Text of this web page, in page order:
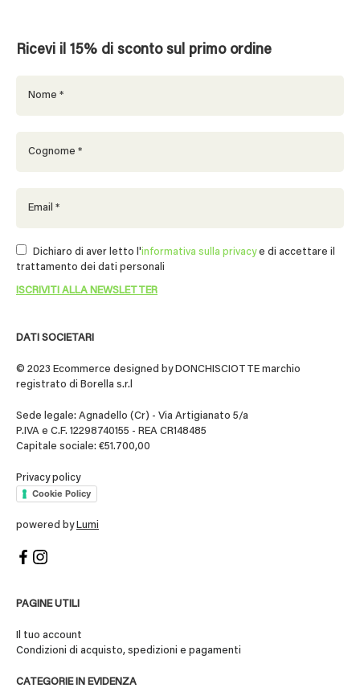
DATI SOCIETARI
© 2023 Ecommerce designed by DONCHISCIOTTE marchio
registrato di Borella s.r.l
Sede legale: Agnadello (Cr) - Via Artigianato 5/a
P.IVA e C.F. 12298740155 - REA CR148485
Capitale sociale: €51.700,00
Privacy policy
Cookie Policy
powered by Lumi
PAGINE UTILI
Il tuo account
Condizioni di acquisto, spedizioni e pagamenti
CATEGORIE IN EVIDENZA
Ricevi il 15% di sconto sul primo ordine
Dichiaro di aver letto l'informativa sulla privacye di accettare il
trattamento dei dati personali